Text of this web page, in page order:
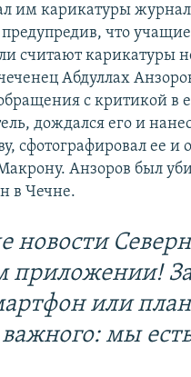
им карикатуры
что
считают
Абдуллах
с критикой в
дождался его и
сфотографировал ее
Анзоров был
в Чечне.
новости
приложении!
или
важного: мы